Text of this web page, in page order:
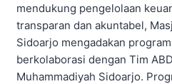
mendukung pengelolaan
transparan dan akuntabel,
Sidoarjo mengadakan
berkolaborasi dengan Tim
Muhammadiyah Sidoarjo.